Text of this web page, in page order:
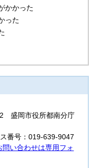
かかった
った
盛岡市役所都南分庁
番号：019-639-9047
い合わせは専用フォ